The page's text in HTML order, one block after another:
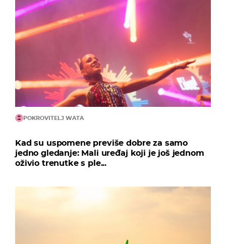
POKROVITELJ WATA
Kad su uspomene previše dobre za samo
jedno gledanje: Mali uređaj koji je još jednom
oživio trenutke s ple...